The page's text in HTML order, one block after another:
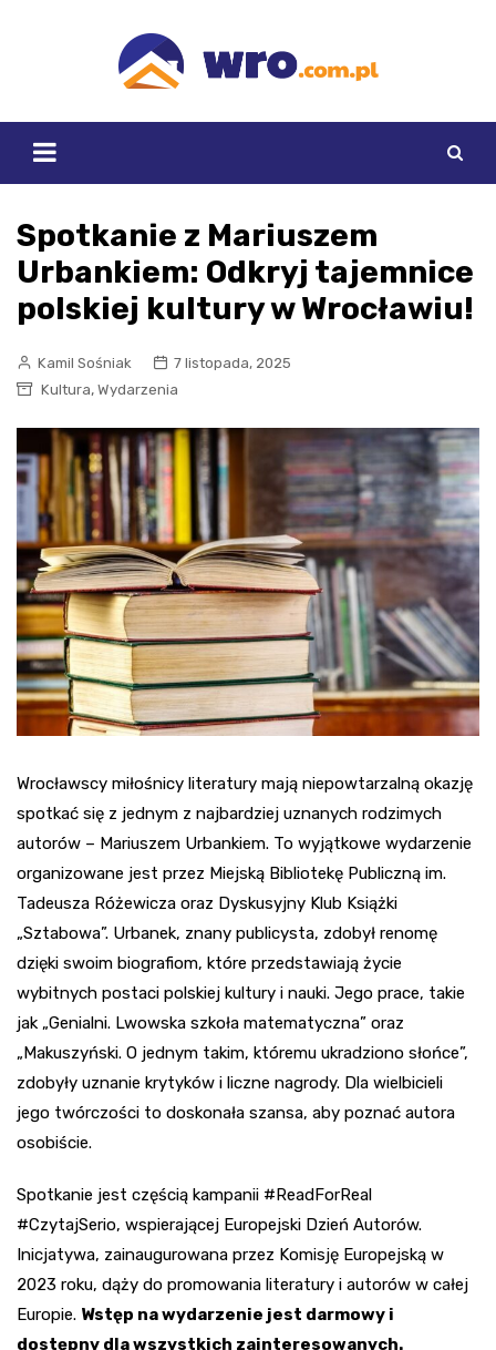
Spotkanie z Mariuszem
Urbankiem: Odkryj tajemnice
polskiej kultury w Wrocławiu!
Kamil Sośniak
7 listopada, 2025
Kultura, Wydarzenia
Wrocławscy miłośnicy literatury mają niepowtarzalną okazję
spotkać się z jednym z najbardziej uznanych rodzimych
autorów – Mariuszem Urbankiem. To wyjątkowe wydarzenie
organizowane jest przez Miejską Bibliotekę Publiczną im.
Tadeusza Różewicza oraz Dyskusyjny Klub Książki
„Sztabowa”. Urbanek, znany publicysta, zdobył renomę
dzięki swoim biografiom, które przedstawiają życie
wybitnych postaci polskiej kultury i nauki. Jego prace, takie
jak „Genialni. Lwowska szkoła matematyczna” oraz
„Makuszyński. O jednym takim, któremu ukradziono słońce”,
zdobyły uznanie krytyków i liczne nagrody. Dla wielbicieli
jego twórczości to doskonała szansa, aby poznać autora
osobiście.
Spotkanie jest częścią kampanii #ReadForReal
#CzytajSerio, wspierającej Europejski Dzień Autorów.
Inicjatywa, zainaugurowana przez Komisję Europejską w
2023 roku, dąży do promowania literatury i autorów w całej
Europie. Wstęp na wydarzenie jest darmowy i
dostępny dla wszystkich zainteresowanych.